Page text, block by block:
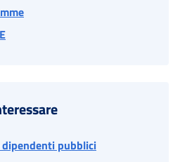
pubblici